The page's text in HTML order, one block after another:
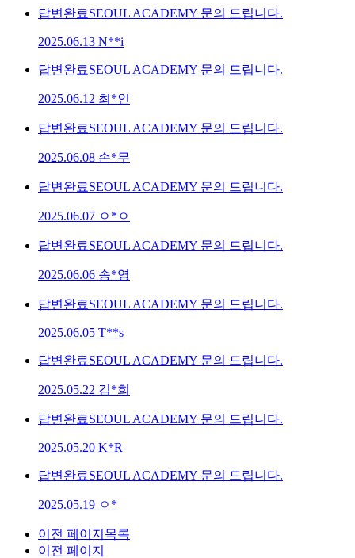
답변완료SEOUL ACADEMY 문의 드립니다.
2025.06.13 N**i
답변완료SEOUL ACADEMY 문의 드립니다.
2025.06.12 최*인
답변완료SEOUL ACADEMY 문의 드립니다.
2025.06.08 손*무
답변완료SEOUL ACADEMY 문의 드립니다.
2025.06.07 ㅇ*ㅇ
답변완료SEOUL ACADEMY 문의 드립니다.
2025.06.06 송*영
답변완료SEOUL ACADEMY 문의 드립니다.
2025.06.05 T**s
답변완료SEOUL ACADEMY 문의 드립니다.
2025.05.22 김*희
답변완료SEOUL ACADEMY 문의 드립니다.
2025.05.20 K*R
답변완료SEOUL ACADEMY 문의 드립니다.
2025.05.19 ㅇ*
이전 페이지목록
이전 페이지